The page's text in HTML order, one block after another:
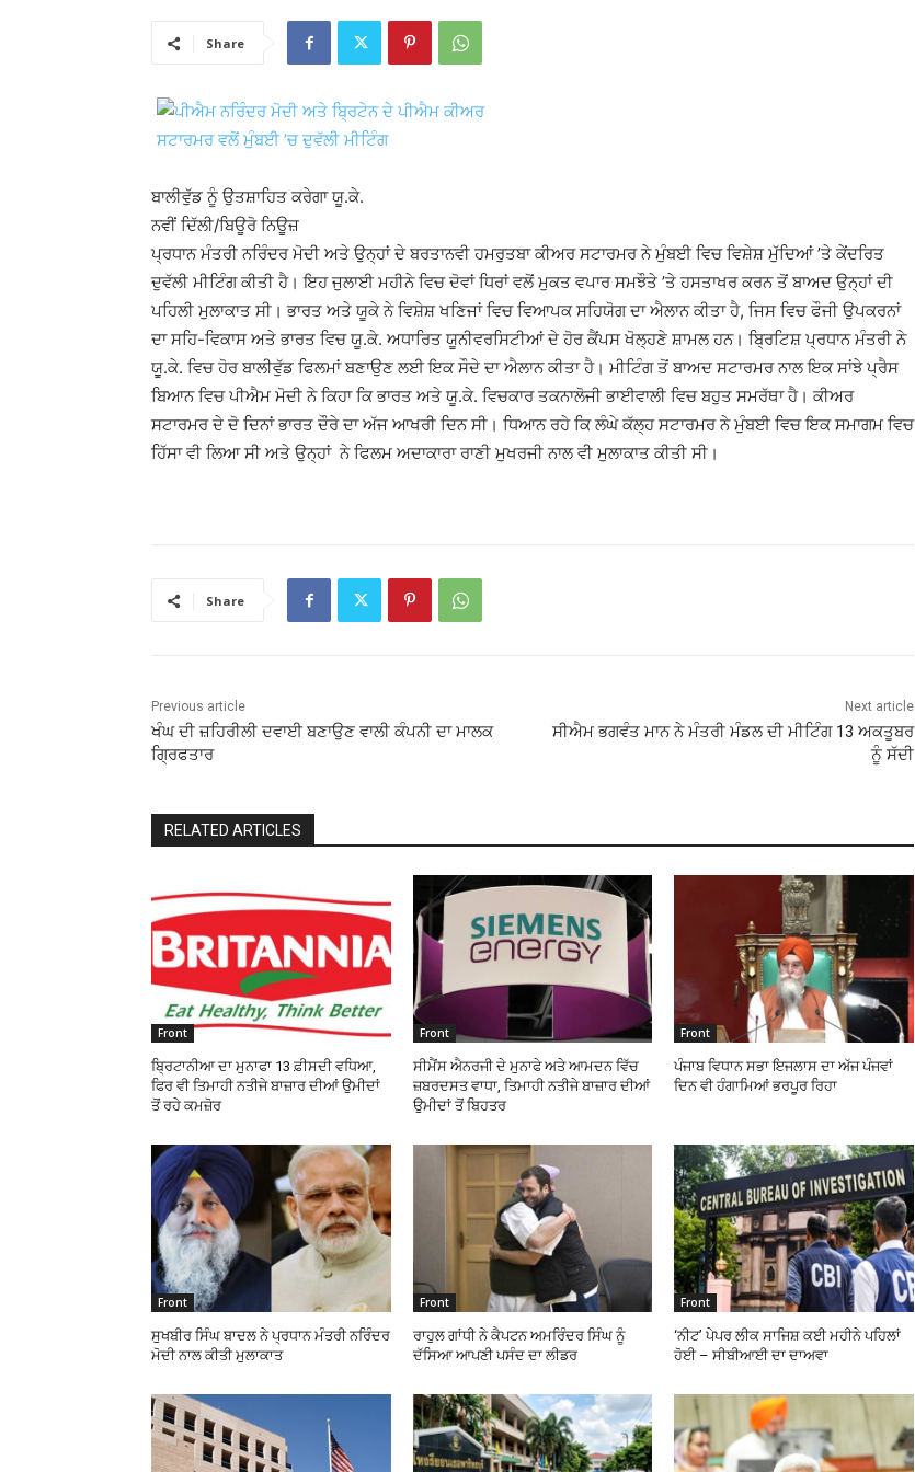
Share
ਬਾਲੀਵੁੱਡ ਨੂੰ ਉਤਸ਼ਾਹਿਤ ਕਰੇਗਾ ਯੂ.ਕੇ.
ਨਵੀਂ ਦਿੱਲੀ/ਬਿਊਰੋ ਨਿਊਜ਼
ਪ੍ਰਧਾਨ ਮੰਤਰੀ ਨਰਿੰਦਰ ਮੋਦੀ ਅਤੇ ਉਨ੍ਹਾਂ ਦੇ ਬਰਤਾਨਵੀ ਹਮਰੁਤਬਾ ਕੀਅਰ ਸਟਾਰਮਰ ਨੇ ਮੁੰਬਈ ਵਿਚ ਵਿਸ਼ੇਸ਼ ਮੁੱਦਿਆਂ ’ਤੇ ਕੇਂਦਰਿਤ
ਦੁਵੱਲੀ ਮੀਟਿੰਗ ਕੀਤੀ ਹੈ। ਇਹ ਜੁਲਾਈ ਮਹੀਨੇ ਵਿਚ ਦੋਵਾਂ ਧਿਰਾਂ ਵਲੋਂ ਮੁਕਤ ਵਪਾਰ ਸਮਝੌਤੇ ’ਤੇ ਹਸਤਾਖਰ ਕਰਨ ਤੋਂ ਬਾਅਦ ਉਨ੍ਹਾਂ ਦੀ
ਪਹਿਲੀ ਮੁਲਾਕਾਤ ਸੀ। ਭਾਰਤ ਅਤੇ ਯੂਕੇ ਨੇ ਵਿਸ਼ੇਸ਼ ਖਣਿਜਾਂ ਵਿਚ ਵਿਆਪਕ ਸਹਿਯੋਗ ਦਾ ਐਲਾਨ ਕੀਤਾ ਹੈ, ਜਿਸ ਵਿਚ ਫੌਜੀ ਉਪਕਰਨਾਂ
ਦਾ ਸਹਿ-ਵਿਕਾਸ ਅਤੇ ਭਾਰਤ ਵਿਚ ਯੂ.ਕੇ. ਅਧਾਰਿਤ ਯੂਨੀਵਰਸਿਟੀਆਂ ਦੇ ਹੋਰ ਕੈਂਪਸ ਖੋਲ੍ਹਣੇ ਸ਼ਾਮਲ ਹਨ। ਬਿ੍ਰਟਿਸ਼ ਪ੍ਰਧਾਨ ਮੰਤਰੀ ਨੇ
ਯੂੁ.ਕੇ. ਵਿਚ ਹੋਰ ਬਾਲੀਵੁੱਡ ਫਿਲਮਾਂ ਬਣਾਉਣ ਲਈ ਇਕ ਸੌਦੇ ਦਾ ਐਲਾਨ ਕੀਤਾ ਹੈ। ਮੀਟਿੰਗ ਤੋਂ ਬਾਅਦ ਸਟਾਰਮਰ ਨਾਲ ਇਕ ਸਾਂਝੇ ਪ੍ਰੈਸ
ਬਿਆਨ ਵਿਚ ਪੀਐਮ ਮੋਦੀ ਨੇ ਕਿਹਾ ਕਿ ਭਾਰਤ ਅਤੇ ਯੂ.ਕੇ. ਵਿਚਕਾਰ ਤਕਨਾਲੋਜੀ ਭਾਈਵਾਲੀ ਵਿਚ ਬਹੁਤ ਸਮਰੱਥਾ ਹੈ। ਕੀਅਰ
ਸਟਾਰਮਰ ਦੇ ਦੋ ਦਿਨਾਂ ਭਾਰਤ ਦੌਰੇ ਦਾ ਅੱਜ ਆਖਰੀ ਦਿਨ ਸੀ। ਧਿਆਨ ਰਹੇ ਕਿ ਲੰਘੇ ਕੱਲ੍ਹ ਸਟਾਰਮਰ ਨੇ ਮੁੰਬਈ ਵਿਚ ਇਕ ਸਮਾਗਮ ਵਿਚ
ਹਿੱਸਾ ਵੀ ਲਿਆ ਸੀ ਅਤੇ ਉਨ੍ਹਾਂ ਨੇ ਫਿਲਮ ਅਦਾਕਾਰਾ ਰਾਣੀ ਮੁਖਰਜੀ ਨਾਲ ਵੀ ਮੁਲਾਕਾਤ ਕੀਤੀ ਸੀ।
Share
Previous article
ਖੰਘ ਦੀ ਜ਼ਹਿਰੀਲੀ ਦਵਾਈ ਬਣਾਉਣ ਵਾਲੀ ਕੰਪਨੀ ਦਾ ਮਾਲਕ
ਗਿ੍ਰਫਤਾਰ
Next article
ਸੀਐਮ ਭਗਵੰਤ ਮਾਨ ਨੇ ਮੰਤਰੀ ਮੰਡਲ ਦੀ ਮੀਟਿੰਗ 13 ਅਕਤੂਬਰ
ਨੂੰ ਸੱਦੀ
RELATED ARTICLES
Front
ਬ੍ਰਿਟਾਨੀਆ ਦਾ ਮੁਨਾਫਾ 13 ਫ਼ੀਸਦੀ ਵਧਿਆ,
ਫਿਰ ਵੀ ਤਿਮਾਹੀ ਨਤੀਜੇ ਬਾਜ਼ਾਰ ਦੀਆਂ ਉਮੀਦਾਂ
ਤੋਂ ਰਹੇ ਕਮਜ਼ੋਰ
Front
ਸੀਮੈਂਸ ਐਨਰਜੀ ਦੇ ਮੁਨਾਫੇ ਅਤੇ ਆਮਦਨ ਵਿੱਚ
ਜ਼ਬਰਦਸਤ ਵਾਧਾ, ਤਿਮਾਹੀ ਨਤੀਜੇ ਬਾਜ਼ਾਰ ਦੀਆਂ
ਉਮੀਦਾਂ ਤੋਂ ਬਿਹਤਰ
Front
ਪੰਜਾਬ ਵਿਧਾਨ ਸਭਾ ਇਜਲਾਸ ਦਾ ਅੱਜ ਪੰਜਵਾਂ
ਦਿਨ ਵੀ ਹੰਗਾਮਿਆਂ ਭਰਪੂਰ ਰਿਹਾ
Front
ਸੁਖਬੀਰ ਸਿੰਘ ਬਾਦਲ ਨੇ ਪ੍ਰਧਾਨ ਮੰਤਰੀ ਨਰਿੰਦਰ
ਮੋਦੀ ਨਾਲ ਕੀਤੀ ਮੁਲਾਕਾਤ
Front
ਰਾਹੁਲ ਗਾਂਧੀ ਨੇ ਕੈਪਟਨ ਅਮਰਿੰਦਰ ਸਿੰਘ ਨੂੰ
ਦੱਸਿਆ ਆਪਣੀ ਪਸੰਦ ਦਾ ਲੀਡਰ
Front
‘ਨੀਟ’ ਪੇਪਰ ਲੀਕ ਸਾਜਿਸ਼ ਕਈ ਮਹੀਨੇ ਪਹਿਲਾਂ
ਹੋਈ – ਸੀਬੀਆਈ ਦਾ ਦਾਅਵਾ